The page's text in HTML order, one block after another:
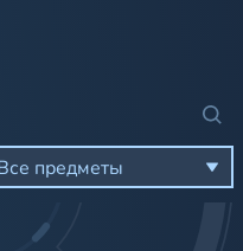
предметы